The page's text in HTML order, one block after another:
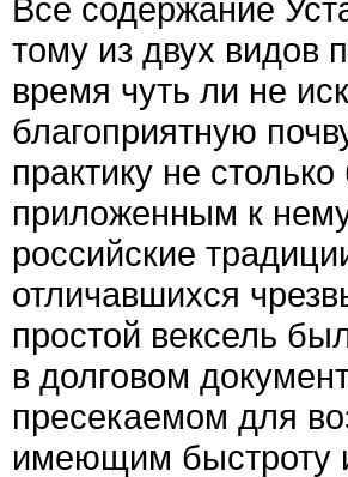
Все содержание
тому из двух видов
время чуть ли не
благоприятную
практику не
приложенным к
российские
отличавшихся
простой вексель
в долговом
пресекаемом для
имеющим быстроту